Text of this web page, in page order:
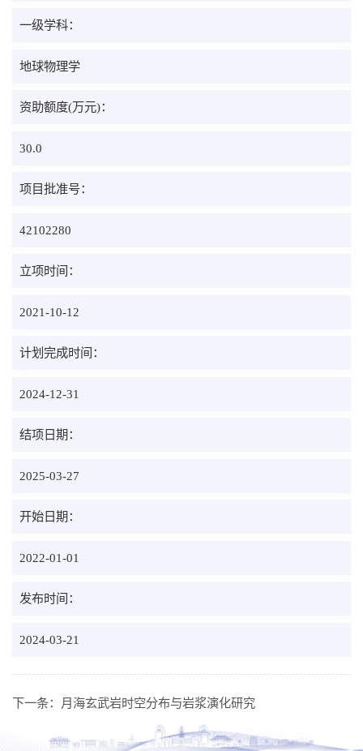
一级学科：
地球物理学
资助额度(万元)：
30.0
项目批准号：
42102280
立项时间：
2021-10-12
计划完成时间：
2024-12-31
结项日期：
2025-03-27
开始日期：
2022-01-01
发布时间：
2024-03-21
下一条： 月海玄武岩时空分布与岩浆演化研究